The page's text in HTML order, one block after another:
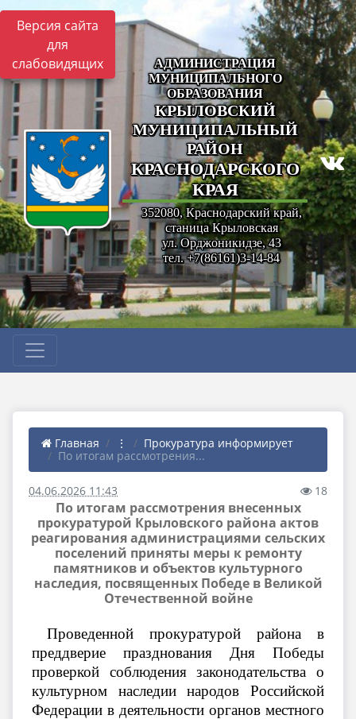
Версия сайта
для
слабовидящих
АДМИНИСТРАЦИЯ
МУНИЦИПАЛЬНОГО
ОБРАЗОВАНИЯ
КРЫЛОВСКИЙ
МУНИЦИПАЛЬНЫЙ
РАЙОН
КРАСНОДАРСКОГО
КРАЯ
352080, Краснодарский край,
станица Крыловская
ул. Орджоникидзе, 43
тел. +7(86161)3-14-84
Главная ⋮
Прокуратура информирует
По итогам рассмотрения...
04.06.2026 11:43 18
По итогам рассмотрения внесенных
прокуратурой Крыловского района актов
реагирования администрациями сельских
поселений приняты меры к ремонту
памятников и объектов культурного
наследия, посвященных Победе в Великой
Отечественной войне
Проведенной прокуратурой района в
преддверие празднования Дня Победы
проверкой соблюдения законодательства о
культурном наследии народов Российской
Федерации в деятельности органов местного